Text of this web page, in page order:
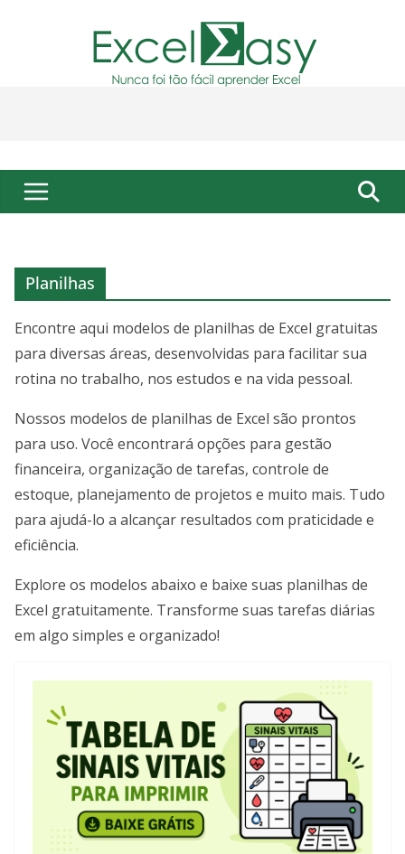
Planilhas
Encontre aqui modelos de planilhas de Excel gratuitas
para diversas áreas, desenvolvidas para facilitar sua
rotina no trabalho, nos estudos e na vida pessoal.
Nossos modelos de planilhas de Excel são prontos
para uso. Você encontrará opções para gestão
financeira, organização de tarefas, controle de
estoque, planejamento de projetos e muito mais. Tudo
para ajudá-lo a alcançar resultados com praticidade e
eficiência.
Explore os modelos abaixo e baixe suas planilhas de
Excel gratuitamente. Transforme suas tarefas diárias
em algo simples e organizado!